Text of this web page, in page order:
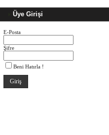
Üye Girişi
E-Posta
Şifre
Beni Hatırla !